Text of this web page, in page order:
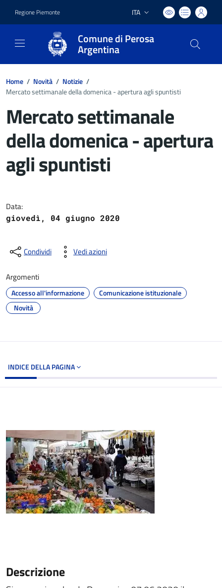
Regione Piemonte Lingua attiva:
ITA
Comune di Perosa
Argentina
Home / Novità / Notizie /
Mercato settimanale della domenica - apertura agli spuntisti
Mercato settimanale
della domenica - apertura
agli spuntisti
Data:
giovedì, 04 giugno 2020
Condividi Vedi azioni
Argomenti
Accesso all'informazione
Comunicazione istituzionale
Novità
INDICE DELLA PAGINA
Descrizione